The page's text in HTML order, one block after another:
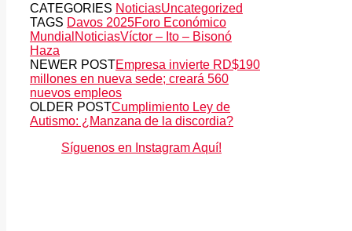
CATEGORIES NoticiasUncategorized
TAGS Davos 2025Foro Económico
Mundial NoticiasVíctor – Ito – Bisonó
Haza
NEWER POSTEmpresa invierte RD$190
millones en nueva sede; creará 560
nuevos empleos
OLDER POSTCumplimiento Ley de
Autismo: ¿Manzana de la discordia?
Síguenos en Instagram Aquí!